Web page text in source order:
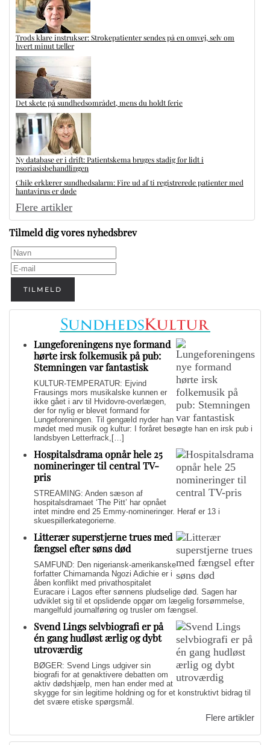
Trods klare instrukser: Strokepatienter sendes på en omvej, selv om
hvert minut tæller
Det skete på sundhedsområdet, mens du holdt ferie
Ny database er i drift: Patientskema bruges stadig for lidt i
psoriasisbehandlingen
Chile erklærer sundhedsalarm: Fire ud af ti registrerede patienter med
hantavirus er døde
Flere artikler
Tilmeld dig vores nyhedsbrev
TILMELD
Lungeforeningens nye formand
hørte irsk folkemusik på pub:
Stemningen var fantastisk
KULTUR-TEMPERATUR: Ejvind
Frausings mors musikalske kunnen er
ikke gået i arv til Hvidovre-overlægen,
der for nylig er blevet formand for
Lungeforeningen. Til gengæld nyder han
mødet med musik og kultur: I foråret besøgte han en irsk pub i
landsbyen Letterfrack,[…]
Hospitalsdrama opnår hele 25
nomineringer til central TV-
pris
STREAMING: Anden sæson af
hospitalsdramaet ‘The Pitt’ har opnået
intet mindre end 25 Emmy-nomineringer. Heraf er 13 i
skuespillerkategorierne.
Litterær superstjerne trues med
fængsel efter søns død
SAMFUND: Den nigeriansk-amerikanske
forfatter Chimamanda Ngozi Adichie er i
åben konflikt med privathospitalet
Euracare i Lagos efter sønnens pludselige død. Sagen har
udviklet sig til et opslidende opgør om lægelig forsømmelse,
mangelfuld journalføring og trusler om fængsel.
Svend Lings selvbiografi er på
én gang hudløst ærlig og dybt
utroværdig
BØGER: Svend Lings udgiver sin
biografi for at genaktivere debatten om
aktiv dødshjælp, men han ender med at
skygge for sin legitime holdning og for et konstruktivt bidrag til
det svære etiske spørgsmål.
Flere artikler